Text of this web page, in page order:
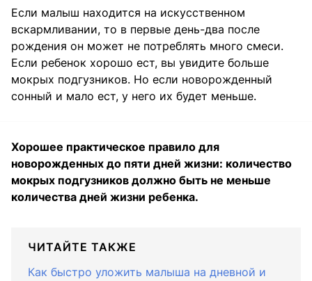
Если малыш находится на искусственном
вскармливании, то в первые день-два после
рождения он может не потреблять много смеси.
Если ребенок хорошо ест, вы увидите больше
мокрых подгузников. Но если новорожденный
сонный и мало ест, у него их будет меньше.
Хорошее практическое правило для
новорожденных до пяти дней жизни: количество
мокрых подгузников должно быть не меньше
количества дней жизни ребенка.
ЧИТАЙТЕ ТАКЖЕ
Как быстро уложить малыша на дневной и